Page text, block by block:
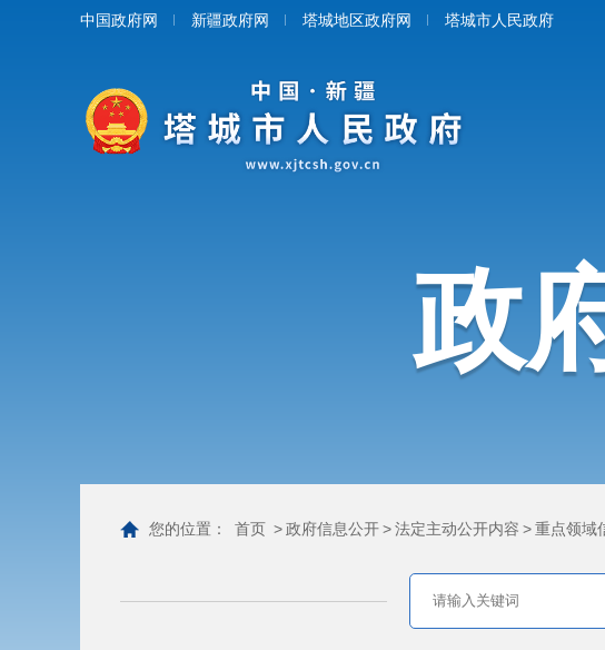
中国政府网 新疆政府网 塔城地区政府网 塔城市人民政府
政
您的位置： 首页 >政府信息公开>法定主动公开内容 >重点领域